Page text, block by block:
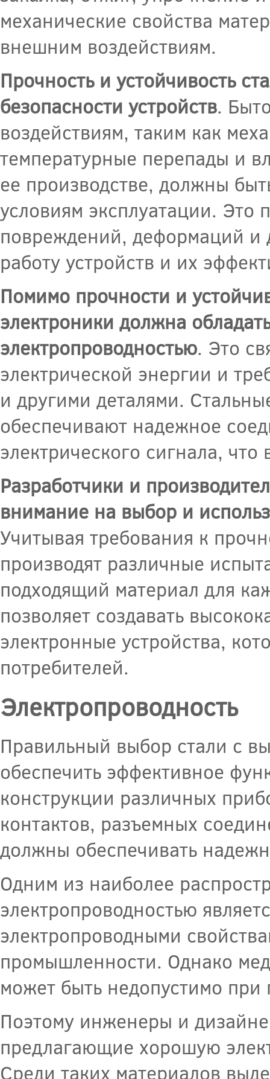
механические свойства
внешним воздействиям.
Прочность и устойчивость
безопасности устройств.
воздействиям, таким как
температурные перепады и
ее производстве, должны
условиям эксплуатации. Это
повреждений, деформаций и
работу устройств и их
Помимо прочности и
электроники должна
электропроводностью. Это
электрической энергии и
и другими деталями.
обеспечивают надежное
электрического сигнала,
Разработчики и
внимание на выбор и
Учитывая требования к
производят различные
подходящий материал для
позволяет создавать
электронные устройства,
потребителей.
Электропроводность
Правильный выбор стали с
обеспечить эффективное
конструкции различных
контактов, разъемных
должны обеспечивать
Одним из наиболее
электропроводностью
электропроводными
промышленности. Однако
может быть недопустимо при
Поэтому инженеры и
предлагающие хорошую
Среди таких материалов